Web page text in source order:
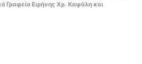
Γραφείο Ειρήνης Χρ. Καψάλη και